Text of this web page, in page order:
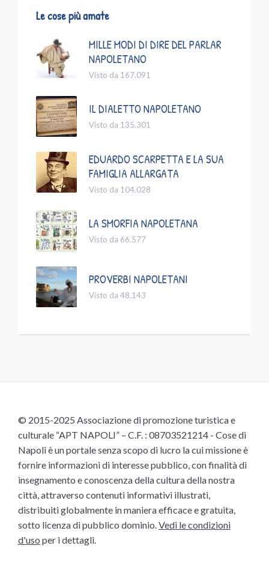
Le cose più amate
MILLE MODI DI DIRE DEL PARLAR
NAPOLETANO
Visto da 167.091
IL DIALETTO NAPOLETANO
Visto da 135.301
EDUARDO SCARPETTA E LA SUA
FAMIGLIA ALLARGATA
Visto da 104.028
LA SMORFIA NAPOLETANA
Visto da 66.577
PROVERBI NAPOLETANI
Visto da 48.143
© 2015-2025 Associazione di promozione turistica e
culturale “APT NAPOLI” – C.F. : 08703521214 - Cose di
Napoli è un portale senza scopo di lucro la cui missione è
fornire informazioni di interesse pubblico, con finalità di
insegnamento e conoscenza della cultura della nostra
città, attraverso contenuti informativi illustrati,
distribuiti globalmente in maniera efficace e gratuita,
sotto licenza di pubblico dominio.Vedi le condizioni
d'uso per i dettagli.